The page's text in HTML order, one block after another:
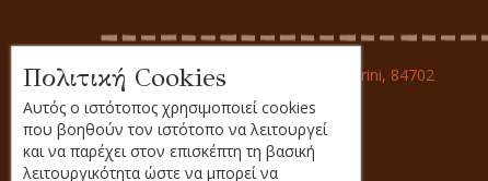
Ai-Giorgis, Oia, Santorini, 84702
Πολιτική Cookies
Αυτός ο ιστότοπος χρησιμοποιεί cookies
που βοηθούν τον ιστότοπο να λειτουργεί
και να παρέχει στον επισκέπτη τη βασική
λειτουργικότητα ώστε να μπορεί να